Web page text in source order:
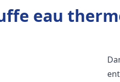
eau